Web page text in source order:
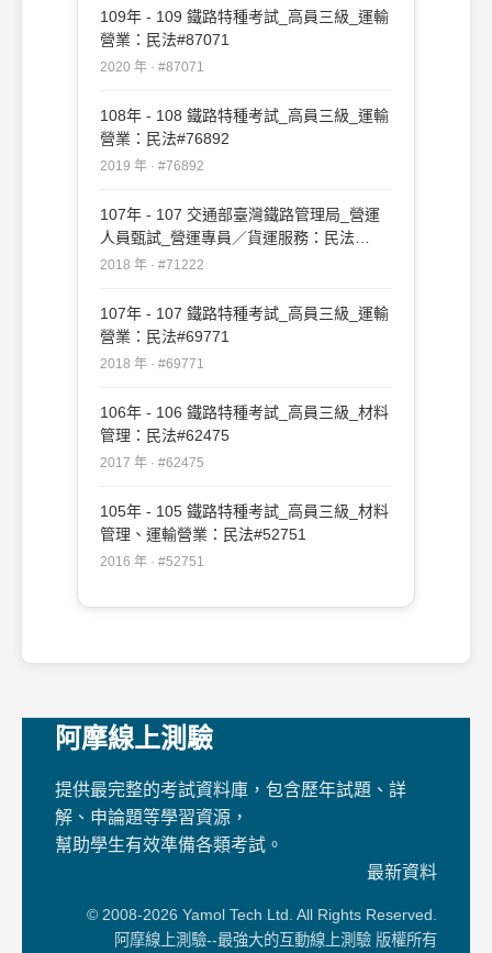
109年 - 109 鐵路特種考試_高員三級_運輸
營業：民法#87071
2020 年 · #87071
108年 - 108 鐵路特種考試_高員三級_運輸
營業：民法#76892
2019 年 · #76892
107年 - 107 交通部臺灣鐵路管理局_營運
人員甄試_營運專員／貨運服務：民法
#71222
2018 年 · #71222
107年 - 107 鐵路特種考試_高員三級_運輸
營業：民法#69771
2018 年 · #69771
106年 - 106 鐵路特種考試_高員三級_材料
管理：民法#62475
2017 年 · #62475
105年 - 105 鐵路特種考試_高員三級_材料
管理、運輸營業：民法#52751
2016 年 · #52751
阿摩線上測驗
提供最完整的考試資料庫，包含歷年試題、詳
解、申論題等學習資源，
幫助學生有效準備各類考試。
最新資料
© 2008-2026 Yamol Tech Ltd. All Rights Reserved.
阿摩線上測驗--最強大的互動線上測驗 版權所有